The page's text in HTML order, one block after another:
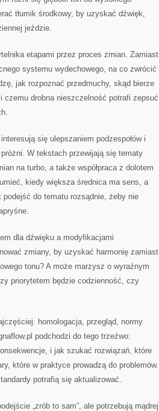
tłumik środkowy, by uzyskać dźwięk,
jeździe.
etapami przez proces zmian. Zamiast
systemu wydechowego, na co zwrócić
jak rozpoznać przedmuchy, skąd bierze
drobna nieszczelność potrafi zepsuć
się ulepszaniem podzespołów i
W tekstach przewijają się tematy
na turbo, a także współpraca z dolotem
kiedy większa średnica ma sens, a
do tematu rozsądnie, żeby nie
dla dźwięku a modyfikacjami
zmiany, by uzyskać harmonię zamiast
tonu? A może marzysz o wyraźnym
priorytetem będzie codzienność, czy
homologacja, przegląd, normy
podchodzi do tego trzeźwo:
i jak szukać rozwiązań, które
które w praktyce prowadzą do problemów.
potrafią się aktualizować.
„zrób to sam”, ale potrzebują mądrej